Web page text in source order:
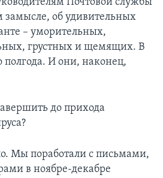
Почтовой службы
замысле, об удивительных
– уморительных,
грустных и щемящих. В
полгода. И они, наконец,
до прихода
Мы поработали с письмами,
в ноябре-декабре